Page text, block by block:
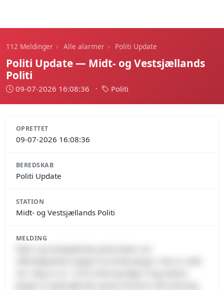
112 Meldinger › Alle alarmer › Politi Update
Politi Update — Midt- og Vestsjællands
Politi
09-07-2026 16:08:36 · Politi
OPRETTET
09-07-2026 16:08:36
BEREDSKAB
Politi Update
STATION
Midt- og Vestsjællands Politi
MELDING